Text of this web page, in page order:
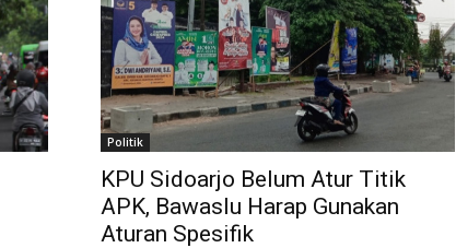
Politik
KPU Sidoarjo Belum Atur Titik
APK, Bawaslu Harap Gunakan
Aturan Spesifik